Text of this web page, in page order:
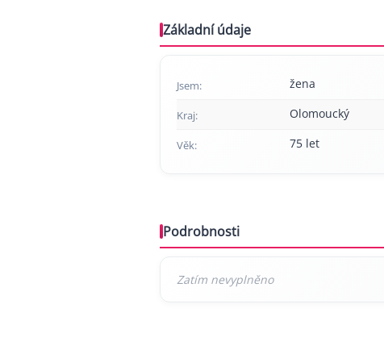
Základní údaje
Jsem: žena
Kraj: Olomoucký
Věk: 75 let
Podrobnosti